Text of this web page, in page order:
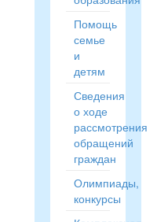
Помощь
семье
и
детям
Сведения
о ходе
рассмотрения
обращений
граждан
Олимпиады,
конкурсы